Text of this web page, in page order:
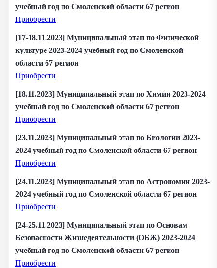
учебный год по Смоленской области 67 регион
Приобрести
[17-18.11.2023] Муниципальный этап по Физической
культуре 2023-2024 учебный год по Смоленской
области 67 регион
Приобрести
[18.11.2023] Муниципальный этап по Химии 2023-2024
учебный год по Смоленской области 67 регион
Приобрести
[23.11.2023] Муниципальный этап по Биологии 2023-
2024 учебный год по Смоленской области 67 регион
Приобрести
[24.11.2023] Муниципальный этап по Астрономии 2023-
2024 учебный год по Смоленской области 67 регион
Приобрести
[24-25.11.2023] Муниципальный этап по Основам
Безопасности Жизнедеятельности (ОБЖ) 2023-2024
учебный год по Смоленской области 67 регион
Приобрести